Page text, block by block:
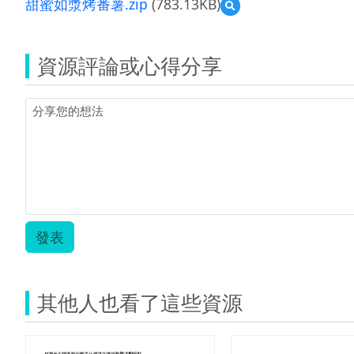
預
覽
烤
資源評論或心得分享
發表
其他人也看了這些資源